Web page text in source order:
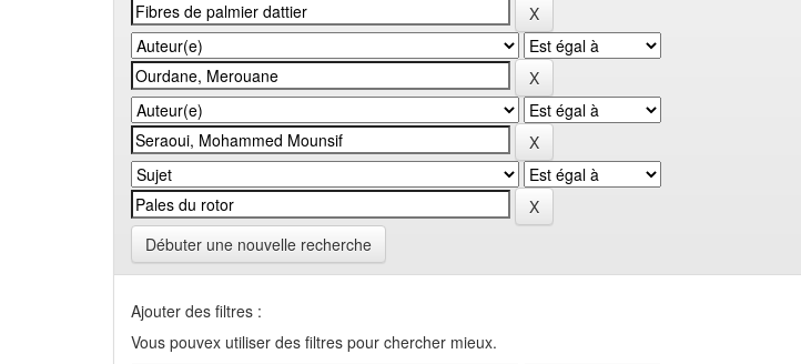
Débuter une nouvelle recherche
Ajouter des filtres :
Vous pouvex utiliser des filtres pour chercher mieux.